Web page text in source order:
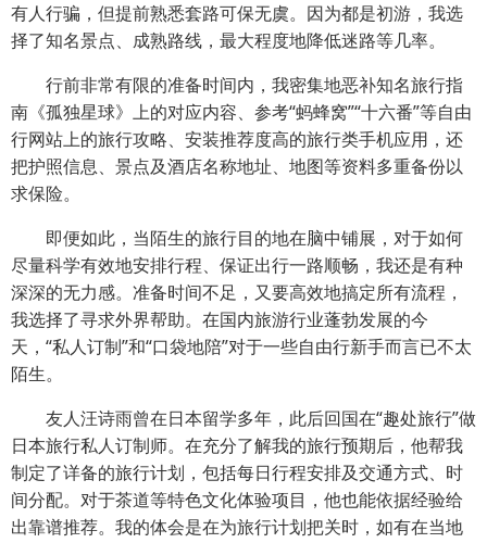
有人行骗，但提前熟悉套路可保无虞。因为都是初游，我选
择了知名景点、成熟路线，最大程度地降低迷路等几率。
行前非常有限的准备时间内，我密集地恶补知名旅行指
南《孤独星球》上的对应内容、参考“蚂蜂窝”“十六番”等自由
行网站上的旅行攻略、安装推荐度高的旅行类手机应用，还
把护照信息、景点及酒店名称地址、地图等资料多重备份以
求保险。
即便如此，当陌生的旅行目的地在脑中铺展，对于如何
尽量科学有效地安排行程、保证出行一路顺畅，我还是有种
深深的无力感。准备时间不足，又要高效地搞定所有流程，
我选择了寻求外界帮助。在国内旅游行业蓬勃发展的今
天，“私人订制”和“口袋地陪”对于一些自由行新手而言已不太
陌生。
友人汪诗雨曾在日本留学多年，此后回国在“趣处旅行”做
日本旅行私人订制师。在充分了解我的旅行预期后，他帮我
制定了详备的旅行计划，包括每日行程安排及交通方式、时
间分配。对于茶道等特色文化体验项目，他也能依据经验给
出靠谱推荐。我的体会是在为旅行计划把关时，如有在当地